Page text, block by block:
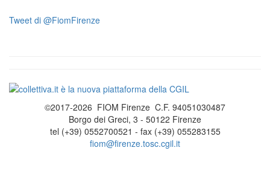
Tweet di @FiomFirenze
©2017-2026 FIOM Firenze C.F. 94051030487
Borgo dei Greci, 3 - 50122 Firenze
tel (+39) 0552700521 - fax (+39) 055283155
fiom@firenze.tosc.cgil.it